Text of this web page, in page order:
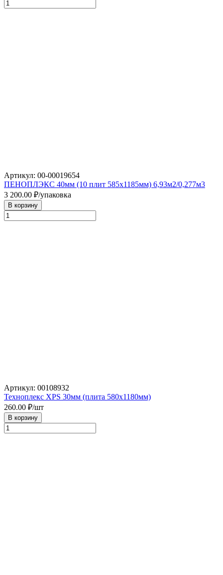
Артикул: 00-00019654
ПЕНОПЛЭКС 40мм (10 плит 585х1185мм) 6,93м2/0,277м3
3 200.00 ₽/упаковка
В корзину
Артикул: 00108932
Техноплекс XPS 30мм (плита 580х1180мм)
260.00 ₽/шт
В корзину